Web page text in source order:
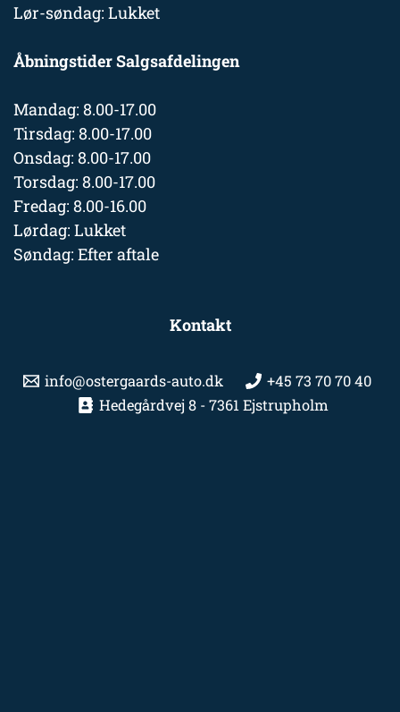
Lør-søndag: Lukket
Åbningstider Salgsafdelingen
Mandag: 8.00-17.00
Tirsdag: 8.00-17.00
Onsdag: 8.00-17.00
Torsdag: 8.00-17.00
Fredag: 8.00-16.00
Lørdag: Lukket
Søndag: Efter aftale
Kontakt
info@ostergaards-auto.dk
+45 73 70 70 40
Hedegårdvej 8 - 7361 Ejstrupholm